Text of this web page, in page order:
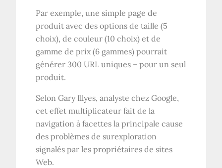
Par exemple, une simple page de
produit avec des options de taille (5
choix), de couleur (10 choix) et de
gamme de prix (6 gammes) pourrait
générer 300 URL uniques – pour un seul
produit.
Selon Gary Illyes, analyste chez Google,
cet effet multiplicateur fait de la
navigation à facettes la principale cause
des problèmes de surexploration
signalés par les propriétaires de sites
Web.